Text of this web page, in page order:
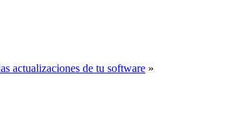
actualizaciones de tu software »